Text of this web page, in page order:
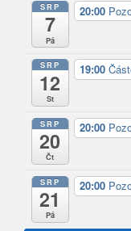
SRP
7
Pá
20:00
SRP
12
St
19:00
SRP
20
Čt
20:00
SRP
21
Pá
20:00